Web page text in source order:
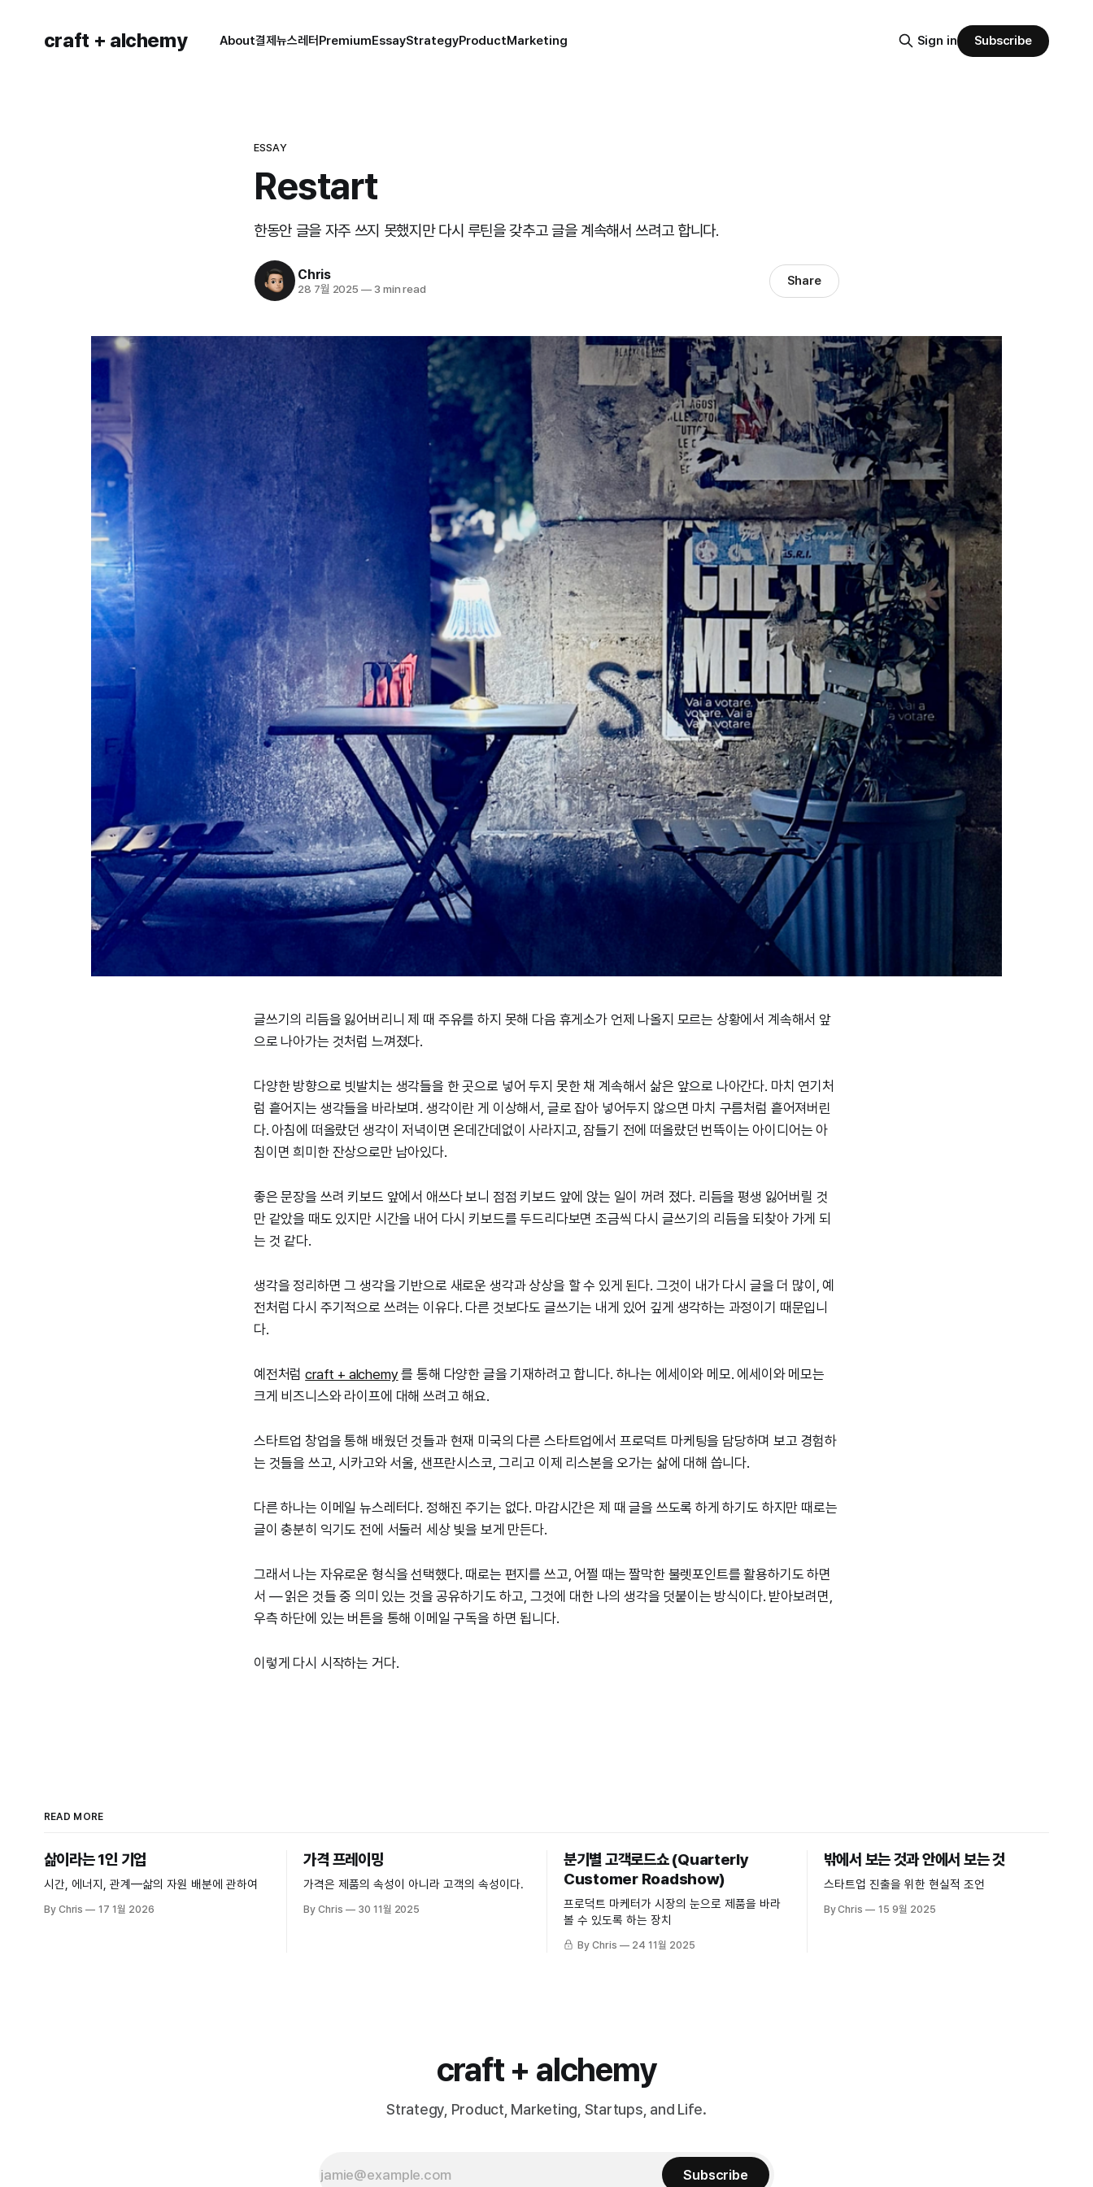
craft + alchemy About결제뉴스레터 PremiumEssayStrategyProductMarketing Sign in Subscribe
ESSAY
Restart
한동안 글을 자주 쓰지 못했지만 다시 루틴을 갖추고 글을 계속해서 쓰려고 합니다.
Chris
28 7월 2025 — 3 min read
Share
글쓰기의 리듬을 잃어버리니 제 때 주유를 하지 못해 다음 휴게소가 언제 나올지 모르는 상황에서 계속해서 앞
으로 나아가는 것처럼 느껴졌다.
다양한 방향으로 빗발치는 생각들을 한 곳으로 넣어 두지 못한 채 계속해서 삶은 앞으로 나아간다. 마치 연기처
럼 흩어지는 생각들을 바라보며. 생각이란 게 이상해서, 글로 잡아 넣어두지 않으면 마치 구름처럼 흩어져버린
다. 아침에 떠올랐던 생각이 저녁이면 온데간데없이 사라지고, 잠들기 전에 떠올랐던 번뜩이는 아이디어는 아
침이면 희미한 잔상으로만 남아있다.
좋은 문장을 쓰려 키보드 앞에서 애쓰다 보니 점점 키보드 앞에 앉는 일이 꺼려 졌다. 리듬을 평생 잃어버릴 것
만 같았을 때도 있지만 시간을 내어 다시 키보드를 두드리다보면 조금씩 다시 글쓰기의 리듬을 되찾아 가게 되
는 것 같다.
생각을 정리하면 그 생각을 기반으로 새로운 생각과 상상을 할 수 있게 된다. 그것이 내가 다시 글을 더 많이, 예
전처럼 다시 주기적으로 쓰려는 이유다. 다른 것보다도 글쓰기는 내게 있어 깊게 생각하는 과정이기 때문입니
다.
예전처럼craft + alchemy를 통해 다양한 글을 기재하려고 합니다. 하나는 에세이와 메모. 에세이와 메모는
크게 비즈니스와 라이프에 대해 쓰려고 해요.
스타트업 창업을 통해 배웠던 것들과 현재 미국의 다른 스타트업에서 프로덕트 마케팅을 담당하며 보고 경험하
는 것들을 쓰고, 시카고와 서울, 샌프란시스코, 그리고 이제 리스본을 오가는 삶에 대해 씁니다.
다른 하나는 이메일 뉴스레터다. 정해진 주기는 없다. 마감시간은 제 때 글을 쓰도록 하게 하기도 하지만 때로는
글이 충분히 익기도 전에 서둘러 세상 빛을 보게 만든다.
그래서 나는 자유로운 형식을 선택했다. 때로는 편지를 쓰고, 어쩔 때는 짤막한 불렛포인트를 활용하기도 하면
서 — 읽은 것들 중 의미 있는 것을 공유하기도 하고, 그것에 대한 나의 생각을 덧붙이는 방식이다. 받아보려면,
우측 하단에 있는 버튼을 통해 이메일 구독을 하면 됩니다.
이렇게 다시 시작하는 거다.
READ MORE
삶이라는 1인 기업
시간, 에너지, 관계—삶의 자원 배분에 관하여
By Chris 17 1월 2026
가격 프레이밍
가격은 제품의 속성이 아니라 고객의 속성이다.
By Chris 30 11월 2025
분기별 고객로드쇼 (Quarterly
Customer Roadshow)
프로덕트 마케터가 시장의 눈으로 제품을 바라
볼 수 있도록 하는 장치
By Chris 24 11월 2025
밖에서 보는 것과 안에서 보는 것
스타트업 진출을 위한 현실적 조언
By Chris 15 9월 2025
craft + alchemy
Strategy, Product, Marketing, Startups, and Life.
Subscribe